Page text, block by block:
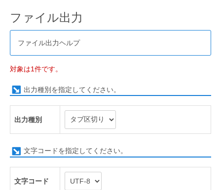
ファイル出力
ファイル出力ヘルプ
対象は1件です。
出力種別を指定してください。
出力種別
文字コードを指定してください。
文字コード